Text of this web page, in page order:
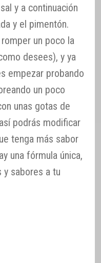
y a continuación
y el pimentón.
un poco la
desees), y ya
empezar probando
un poco
unas gotas de
podrás modificar
tenga más sabor
una fórmula única,
y sabores a tu